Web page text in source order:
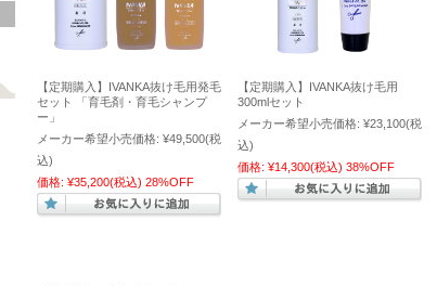
【定期購入】IVANKA抜け毛用発毛
セット 「育毛剤・育毛シャンプ
ー」
メーカー希望小売価格: ¥49,500(税
込)
価格: ¥35,200(税込) 28%OFF
【定期購入】IVANKA抜け毛用
300mlセット
メーカー希望小売価格: ¥23,100(税
込)
価格: ¥14,300(税込) 38%OFF